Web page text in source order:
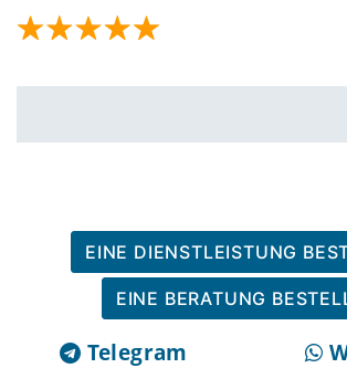
EINE DIENSTLEISTUNG
EINE BERATUNG
Telegram